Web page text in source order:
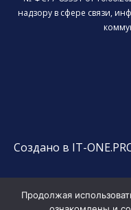
надзору в сфере связи,
Создано в IT-
Продолжая